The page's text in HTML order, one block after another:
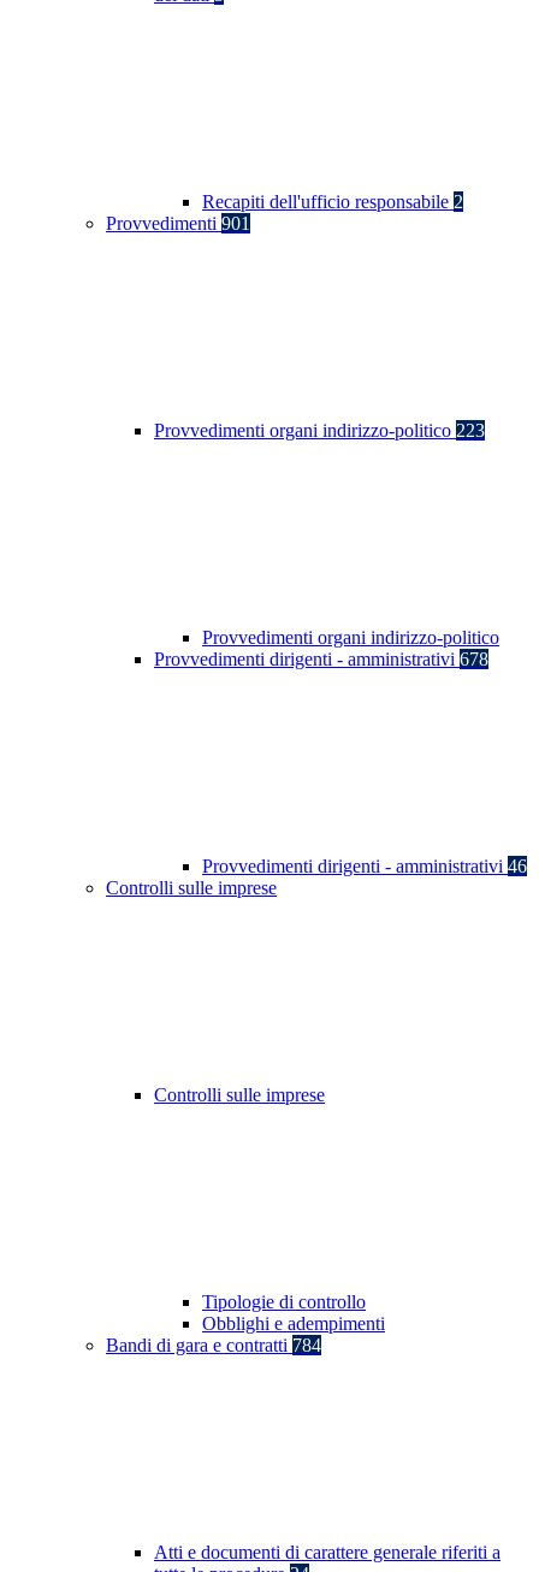
Recapiti dell'ufficio responsabile 2
Provvedimenti 901
Provvedimenti organi indirizzo-politico 223
Provvedimenti organi indirizzo-politico
Provvedimenti dirigenti - amministrativi 678
Provvedimenti dirigenti - amministrativi 46
Controlli sulle imprese
Controlli sulle imprese
Tipologie di controllo
Obblighi e adempimenti
Bandi di gara e contratti 784
Atti e documenti di carattere generale riferiti a